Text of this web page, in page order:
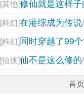
[其他]修仙就是这样子
[科幻]在港综成为传说/
[科幻] 同时穿越了99
[仙侠]仙不是这么修的/
首页